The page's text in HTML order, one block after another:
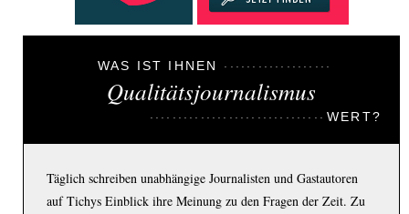
WAS IST IHNEN
Qualitätsjournalismus
WERT?
Täglich schreiben unabhängige Journalisten und Gastautoren
auf Tichys Einblick ihre Meinung zu den Fragen der Zeit. Zu